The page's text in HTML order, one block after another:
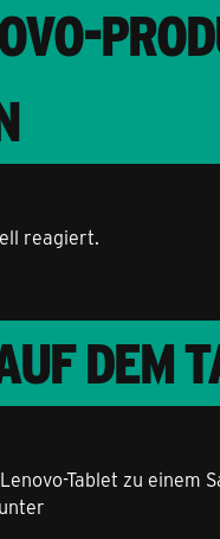
reagiert.
DEM
Tablet zu